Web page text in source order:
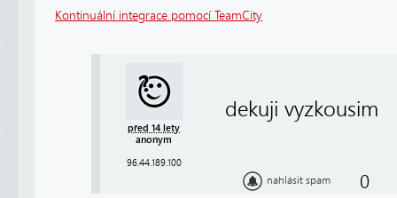
Kontinuální integrace pomocí TeamCity
před 14 lety
anonym
96.44.189.100
dekuji vyzkousim
nahlásit spam 0